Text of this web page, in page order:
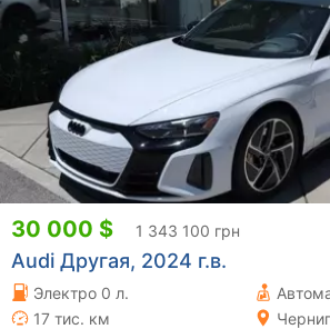
30 000 $ 1 343 100 грн
Audi Другая, 2024 г.в.
Электро 0 л.
17 тис. км